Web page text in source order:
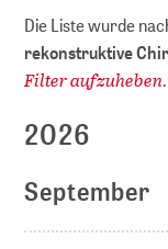
Die Liste wurde
rekonstruktive
Filter aufzuheben.
2026
September